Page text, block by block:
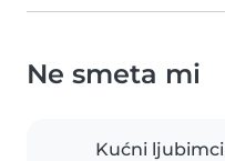
Ne smeta mi
Kućni ljubimci